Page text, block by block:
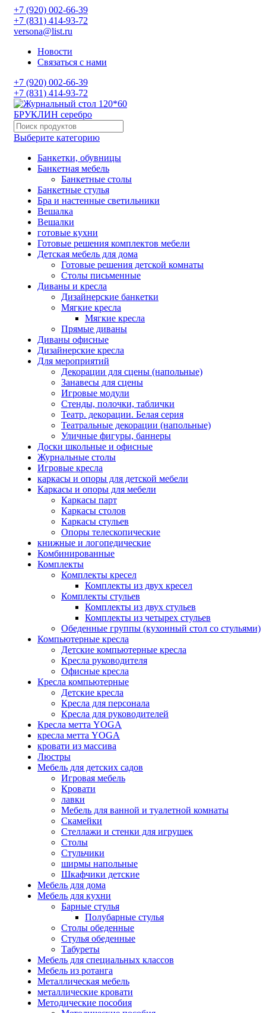
+7 (920) 002-66-39
+7 (831) 414-93-72
versona@list.ru
Новости
Связаться с нами
+7 (920) 002-66-39
+7 (831) 414-93-72
Выберите категорию
Банкетки, обувницы
Банкетная мебель
Банкетные столы
Банкетные стулья
Бра и настенные светильники
Вешалка
Вешалки
готовые кухни
Готовые решения комплектов мебели
Детская мебель для дома
Готовые решения детской комнаты
Столы письменные
Диваны и кресла
Дизайнерские банкетки
Мягкие кресла
Мягкие кресла
Прямые диваны
Диваны офисные
Дизайнерские кресла
Для мероприятий
Декорации для сцены (напольные)
Занавесы для сцены
Игровые модули
Стенды, полочки, таблички
Театр. декорации. Белая серия
Театральные декорации (напольные)
Уличные фигуры, баннеры
Доски школьные и офисные
Журнальные столы
Игровые кресла
каркасы и опоры для детской мебели
Каркасы и опоры для мебели
Каркасы парт
Каркасы столов
Каркасы стульев
Опоры телескопические
книжные и логопедические
Комбинированные
Комплекты
Комплекты кресел
Комплекты из двух кресел
Комплекты стульев
Комплекты из двух стульев
Комплекты из четырех стульев
Обеденные группы (кухонный стол со стульями)
Компьютерные кресла
Детские компьютерные кресла
Кресла руководителя
Офисные кресла
Кресла компьютерные
Детские кресла
Кресла для персонала
Кресла для руководителей
Кресла метта YOGA
кресла метта YOGA
кровати из массива
Люстры
Мебель для детских садов
Игровая мебель
Кровати
лавки
Мебель для ванной и туалетной комнаты
Скамейки
Стеллажи и стенки для игрушек
Столы
Стульчики
ширмы напольные
Шкафчики детские
Мебель для дома
Мебель для кухни
Барные стулья
Полубарные стулья
Столы обеденные
Стулья обеденные
Табуреты
Мебель для специальных классов
Мебель из ротанга
Металлическая мебель
металлические кровати
Методические пособия